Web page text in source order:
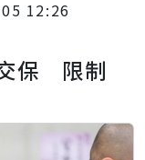
12:26
保 限制